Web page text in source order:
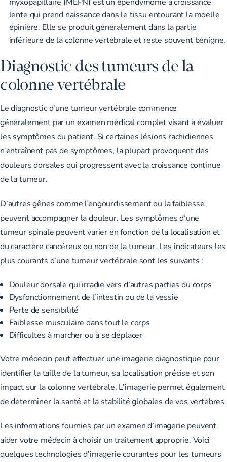
lente qui prend naissance dans le tissu entourant la moelle
épinière. Elle se produit généralementdans la partie
inférieure de la colonne vertébraleet reste souvent bénigne.
Diagnostic des tumeurs de la
colonne vertébrale
Le diagnostic d’une tumeur vertébrale commence
généralement par un examen médical complet visant à évaluer
les symptômes du patient. Si certaines lésions rachidiennes
n’entraînent pas de symptômes, la plupart provoquent des
douleurs dorsales qui progressent avec la croissance continue
de la tumeur.
D’autres gênes comme l’engourdissement ou la faiblesse
peuvent accompagner la douleur. Les symptômes d’une
tumeur spinale peuvent varier en fonction de la localisation et
du caractère cancéreux ou non de la tumeur. Les indicateurs les
plus courants d’une tumeur vertébrale sont les suivants :
Douleur dorsale qui irradie vers d’autres parties du corps
Dysfonctionnement de l’intestin ou de la vessie
Perte de sensibilité
Faiblesse musculaire dans tout le corps
Difficultés à marcher ou à se déplacer
Votre médecin peut effectuer une imagerie diagnostique pour
identifier la taille de la tumeur, sa localisation précise et son
impact sur la colonne vertébrale. L’imagerie permet également
de déterminer la santé et la stabilité globales de vos vertèbres.
Les informations fournies par un examen d’imagerie peuvent
aider votre médecin à choisir un traitement approprié. Voici
quelques technologies d’imagerie courantes pour les tumeurs